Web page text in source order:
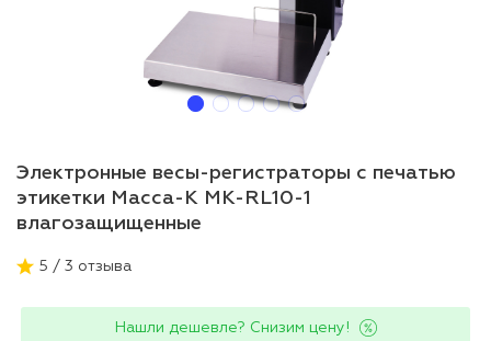
Электронные весы-регистраторы с печатью
этикетки Масса-К MK-RL10-1
влагозащищенные
5 / 3 отзыва
Нашли дешевле? Снизим цену!